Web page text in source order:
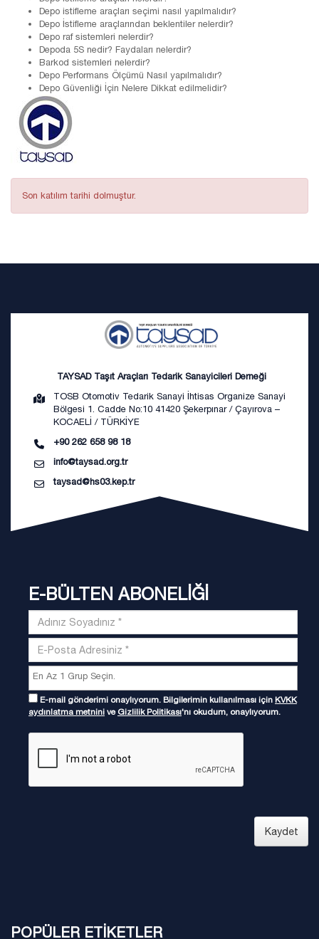
Depo istifleme araçları seçimi nasıl yapılmalıdır?
Depo İstifleme araçlarından beklentiler nelerdir?
Depo raf sistemleri nelerdir?
Depoda 5S nedir? Faydaları nelerdir?
Barkod sistemleri nelerdir?
Depo Performans Ölçümü Nasıl yapılmalıdır?
Depo Güvenliği İçin Nelere Dikkat edilmelidir?
Son katılım tarihi dolmuştur.
TAYSAD Taşıt Araçları Tedarik Sanayicileri Derneği
TOSB Otomotiv Tedarik Sanayi İhtisas Organize Sanayi
Bölgesi 1. Cadde No:10 41420 Şekerpınar / Çayırova –
KOCAELİ / TÜRKİYE
+90 262 658 98 18
info@taysad.org.tr
taysad@hs03.kep.tr
E-BÜLTEN ABONELİĞİ
E-mail gönderimi onaylıyorum. Bilgilerimin kullanılması için KVKK
aydınlatma metnini ve Gizlilik Politikası'nı okudum, onaylıyorum.
Kaydet
POPÜLER ETİKETLER